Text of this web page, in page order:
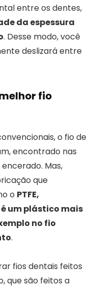
entre os dentes,
da espessura
. Desse modo, você
deslizará entre
fio
o fio de
encontrado nas
Mas,
que
o PTFE,
um plástico mais
no fio
.
fios dentais feitos
que são feitos a